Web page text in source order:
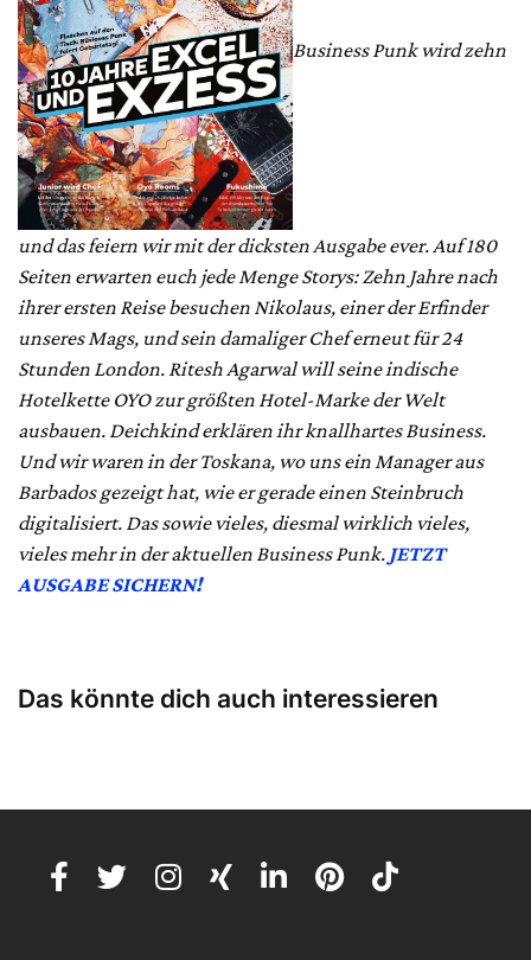
Business Punk wird zehn
und das feiern wir mit der dicksten Ausgabe ever. Auf 180
Seiten erwarten euch jede Menge Storys: Zehn Jahre nach
ihrer ersten Reise besuchen Nikolaus, einer der Erfinder
unseres Mags, und sein damaliger Chef erneut für 24
Stunden London. Ritesh Agarwal will seine indische
Hotelkette OYO zur größten Hotel-Marke der Welt
ausbauen. Deichkind erklären ihr knallhartes Business.
Und wir waren in der Toskana, wo uns ein Manager aus
Barbados gezeigt hat, wie er gerade einen Steinbruch
digitalisiert. Das sowie vieles, diesmal wirklich vieles,
vieles mehr in der aktuellen Business Punk. JETZT
AUSGABE SICHERN!
Das könnte dich auch interessieren